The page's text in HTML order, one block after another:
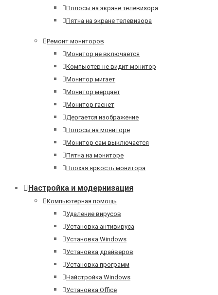
Полосы на экране телевизора
Пятна на экране телевизора
Ремонт мониторов
Монитор не включается
Компьютер не видит монитор
Монитор мигает
Монитор мерцает
Монитор гаснет
Дергается изображение
Полосы на мониторе
Монитор сам выключается
Пятна на мониторе
Плохая яркость монитора
Настройка и модернизация
Компьютерная помощь
Удаление вирусов
Установка антивируса
Установка Windows
Установка драйверов
Установка программ
Найстройка Windows
Установка Office